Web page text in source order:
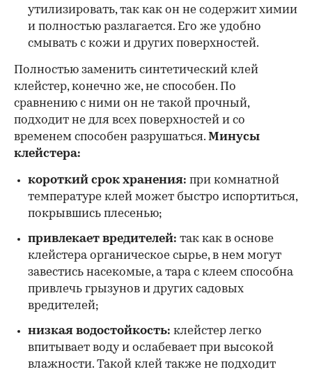
утилизировать, так как он не содержит химии
и полностью разлагается. Его же удобно
смывать с кожи и других поверхностей.
Полностью заменить синтетический клей
клейстер, конечно же, не способен. По
сравнению с ними он не такой прочный,
подходит не для всех поверхностей и со
временем способен разрушаться. Минусы
клейстера:
короткий срок хранения: при комнатной
температуре клей может быстро испортиться,
покрывшись плесенью;
привлекает вредителей: так как в основе
клейстера органическое сырье, в нем могут
завестись насекомые, а тара с клеем способна
привлечь грызунов и других садовых
вредителей;
низкая водостойкость: клейстер легко
впитывает воду и ослабевает при высокой
влажности. Такой клей также не подходит